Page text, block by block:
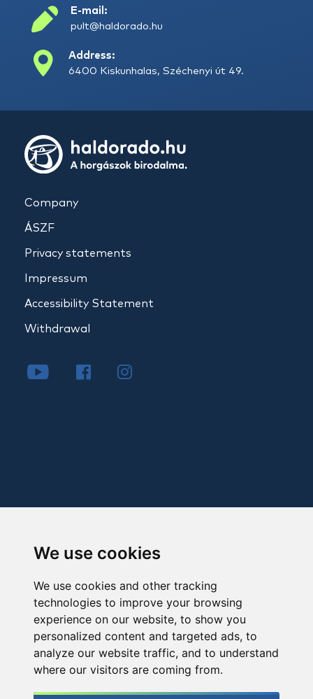
We use cookies
We use cookies and other tracking
technologies to improve your browsing
experience on our website, to show you
personalized content and targeted ads, to
analyze our website traffic, and to understand
where our visitors are coming from.
E-mail:
pult@haldorado.hu
Address:
6400 Kiskunhalas, Széchenyi út 49.
Company
ÁSZF
Privacy statements
Impressum
Accessibility Statement
Withdrawal